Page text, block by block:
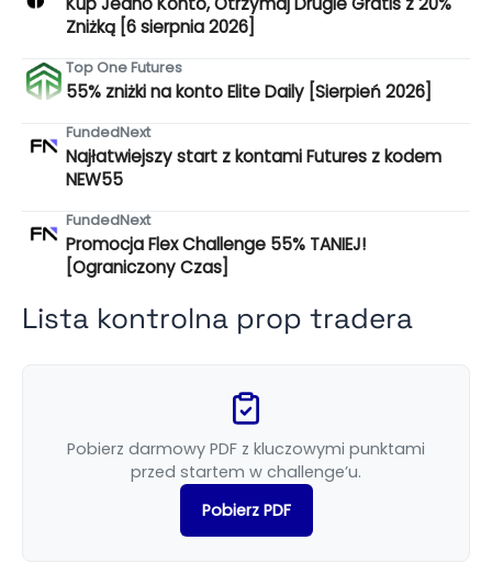
Zniżką [6 sierpnia 2026]
Top One Futures
55% zniżki na konto Elite Daily [Sierpień 2026]
FundedNext
Najłatwiejszy start z kontami Futures z kodem
NEW55
FundedNext
Promocja Flex Challenge 55% TANIEJ!
[Ograniczony Czas]
Lista kontrolna prop tradera
Pobierz darmowy PDF z kluczowymi punktami
przed startem w challenge’u.
Pobierz PDF